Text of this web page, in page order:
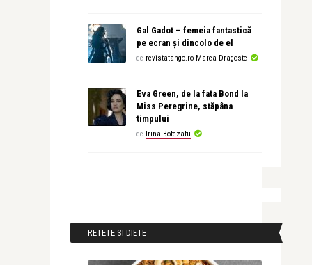
Gal Gadot – femeia fantastică
pe ecran și dincolo de el
de revistatango.ro Marea Dragoste
Eva Green, de la fata Bond la
Miss Peregrine, stăpâna
timpului
de Irina Botezatu
RETETE SI DIETE